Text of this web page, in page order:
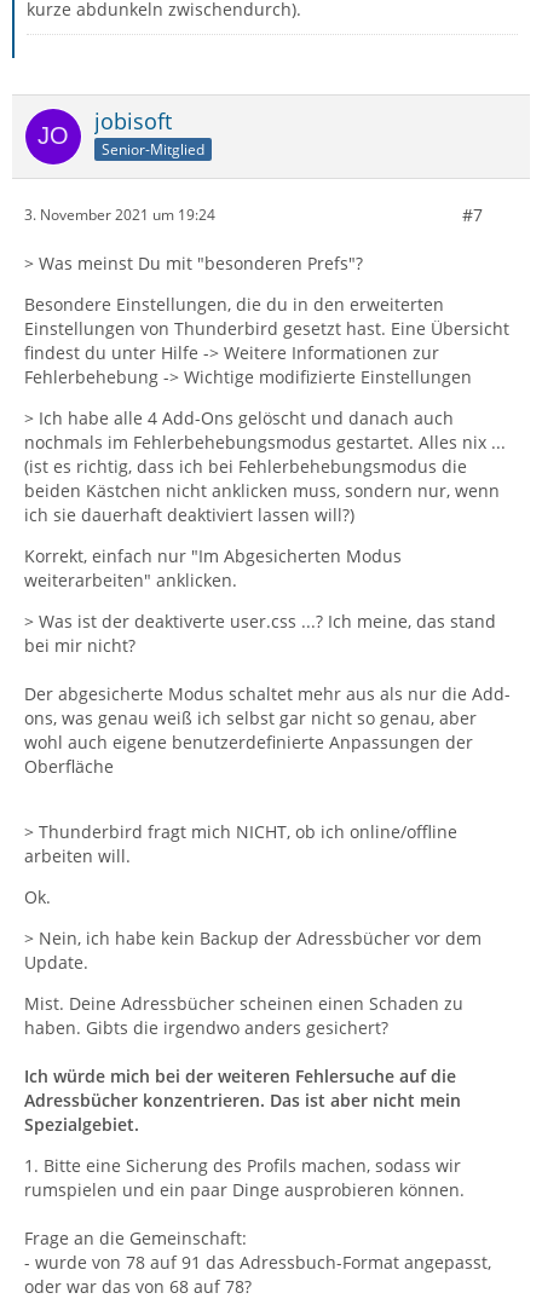
kurze abdunkeln zwischendurch).
jobisoft
Senior-Mitglied
3. November 2021 um 19:24 #7
> Was meinst Du mit "besonderen Prefs"?
Besondere Einstellungen, die du in den erweiterten
Einstellungen von Thunderbird gesetzt hast. Eine Übersicht
findest du unter Hilfe -> Weitere Informationen zur
Fehlerbehebung -> Wichtige modifizierte Einstellungen
> Ich habe alle 4 Add-Ons gelöscht und danach auch
nochmals im Fehlerbehebungsmodus gestartet. Alles nix ...
(ist es richtig, dass ich bei Fehlerbehebungsmodus die
beiden Kästchen nicht anklicken muss, sondern nur, wenn
ich sie dauerhaft deaktiviert lassen will?)
Korrekt, einfach nur "Im Abgesicherten Modus
weiterarbeiten" anklicken.
> Was ist der deaktiverte user.css ...? Ich meine, das stand
bei mir nicht?
Der abgesicherte Modus schaltet mehr aus als nur die Add-
ons, was genau weiß ich selbst gar nicht so genau, aber
wohl auch eigene benutzerdefinierte Anpassungen der
Oberfläche
> Thunderbird fragt mich NICHT, ob ich online/offline
arbeiten will.
Ok.
> Nein, ich habe kein Backup der Adressbücher vor dem
Update.
Mist. Deine Adressbücher scheinen einen Schaden zu
haben. Gibts die irgendwo anders gesichert?
Ich würde mich bei der weiteren Fehlersuche auf die
Adressbücher konzentrieren. Das ist aber nicht mein
Spezialgebiet.
1. Bitte eine Sicherung des Profils machen, sodass wir
rumspielen und ein paar Dinge ausprobieren können.
Frage an die Gemeinschaft:
- wurde von 78 auf 91 das Adressbuch-Format angepasst,
oder war das von 68 auf 78?